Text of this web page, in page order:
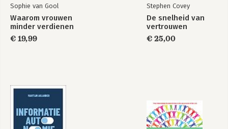
Sophie van Gool
Waarom vrouwen
minder verdienen
€ 19,99
Stephen Covey
De snelheid van
vertrouwen
€ 25,00